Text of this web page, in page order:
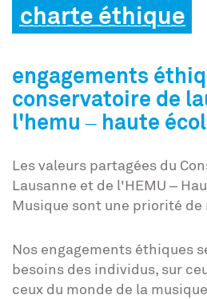
charte éthique
engagements
conservatoire de
l'hemu – haute
Les valeurs partagées du
Lausanne et de l'HEMU –
Musique sont une priorité
Nos engagements éthiques
besoins des individus, sur
ceux du monde de la